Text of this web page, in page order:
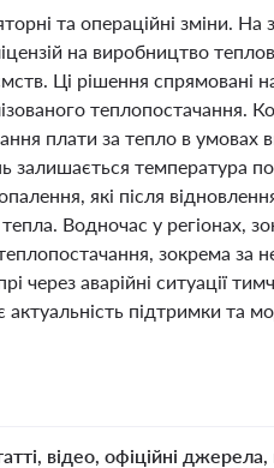
та операційні зміни.
на виробництво
Ці рішення спрямовані
теплопостачання.
плати за тепло в умовах
температура
які після
Водночас у регіонах,
зокрема за
через аварійні ситуації
підтримки та
відео, офіційні джерела,